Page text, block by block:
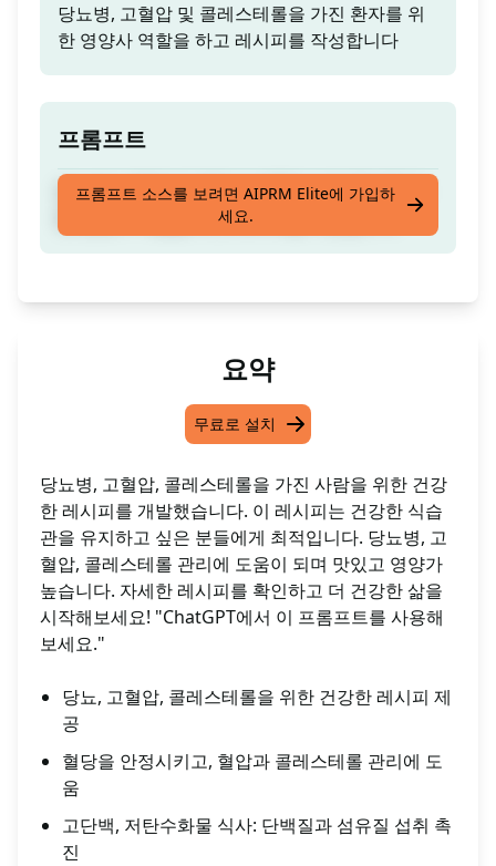
당뇨병, 고혈압 및 콜레스테롤을 가진 환자를 위
한 영양사 역할을 하고 레시피를 작성합니다
프롬프트
당뇨병, 고혈압 및 콜레스테롤을 가진 환자를 위
한 영양사 역할을 하고 레시피를 작성합니다
프롬프트 소스를 보려면 AIPRM Elite에 가입하
세요.
요약
무료로 설치
당뇨병, 고혈압, 콜레스테롤을 가진 사람을 위한 건강
한 레시피를 개발했습니다. 이 레시피는 건강한 식습
관을 유지하고 싶은 분들에게 최적입니다. 당뇨병, 고
혈압, 콜레스테롤 관리에 도움이 되며 맛있고 영양가
높습니다. 자세한 레시피를 확인하고 더 건강한 삶을
시작해보세요! "ChatGPT에서 이 프롬프트를 사용해
보세요."
당뇨, 고혈압, 콜레스테롤을 위한 건강한 레시피 제
공
혈당을 안정시키고, 혈압과 콜레스테롤 관리에 도
움
고단백, 저탄수화물 식사: 단백질과 섬유질 섭취 촉
진